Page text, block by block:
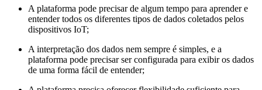
A plataforma pode precisar de algum tempo para aprender e
entender todos os diferentes tipos de dados coletados pelos
dispositivos IoT;
A interpretação dos dados nem sempre é simples, e a
plataforma pode precisar ser configurada para exibir os dados
de uma forma fácil de entender;